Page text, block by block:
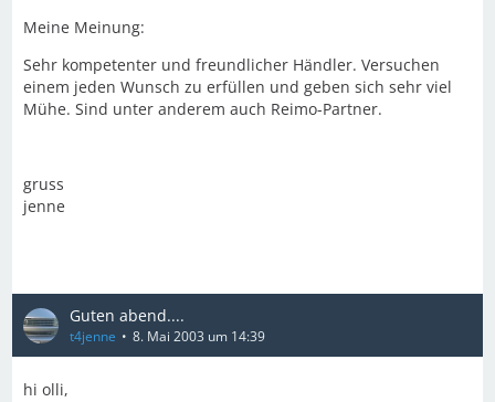
Meine Meinung:
Sehr kompetenter und freundlicher Händler. Versuchen
einem jeden Wunsch zu erfüllen und geben sich sehr viel
Mühe. Sind unter anderem auch Reimo-Partner.
gruss
jenne
Guten abend....
t4jenne 8. Mai 2003 um 14:39
hi olli,